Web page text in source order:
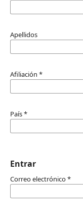
Apellidos
Afiliación *
País*
Entrar
Correo electrónico*